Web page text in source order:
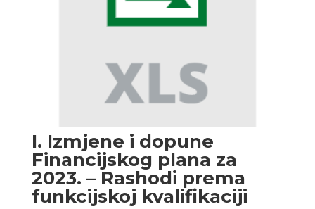
I. Izmjene i dopune
Financijskog plana za
2023. – Rashodi prema
funkcijskoj kvalifikaciji